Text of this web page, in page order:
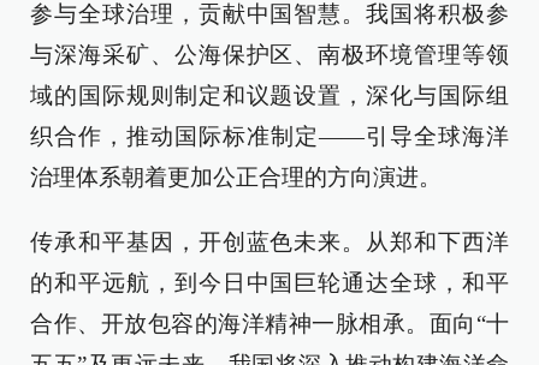
参与全球治理，贡献中国智慧。我国将积极参
与深海采矿、公海保护区、南极环境管理等领
域的国际规则制定和议题设置，深化与国际组
织合作，推动国际标准制定——引导全球海洋
治理体系朝着更加公正合理的方向演进。
传承和平基因，开创蓝色未来。从郑和下西洋
的和平远航，到今日中国巨轮通达全球，和平
合作、开放包容的海洋精神一脉相承。面向“十